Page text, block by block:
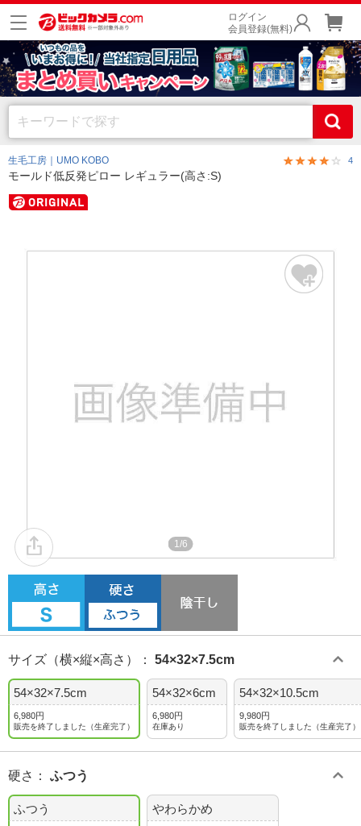
ログイン
会員登録(無料)
生毛工房｜UMO KOBO 4
モールド低反発ピロー レギュラー(高さ:S)
1/6
サイズ（横×縦×高さ） ： 54×32×7.5cm
54×32×7.5cm
6,980円
販売を終了しました（生産完了）
54×32×6cm
6,980円
在庫あり
54×32×10.5cm
9,980円
販売を終了しました（生産完了）
硬さ ： ふつう
ふつう やわらかめ